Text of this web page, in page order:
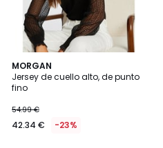
MORGAN
Jersey de cuello alto, de punto
fino
54.99 €
42.34 € -23%
5
/
5